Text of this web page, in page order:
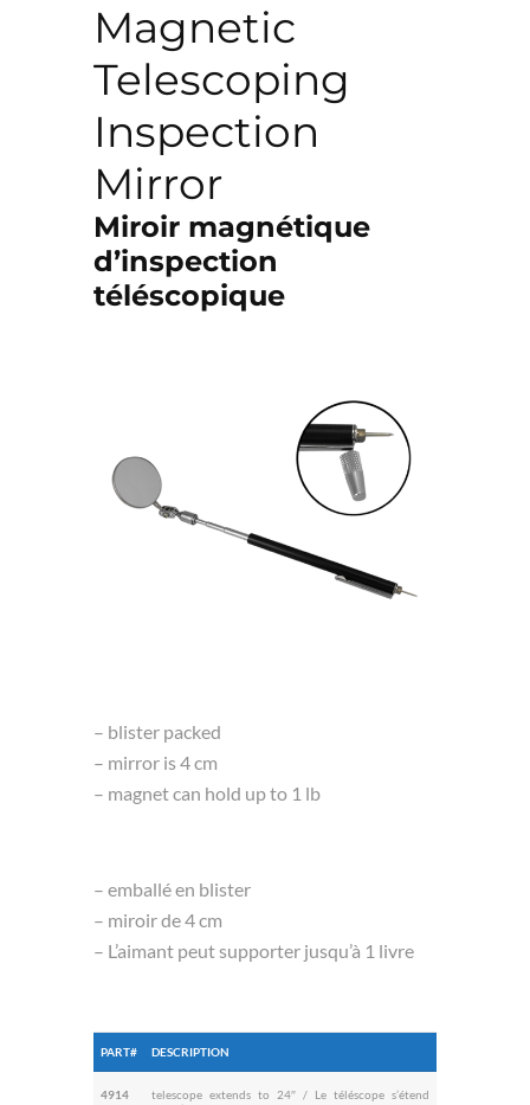
Magnetic
Telescoping
Inspection
Mirror
Miroir magnétique
d’inspection
téléscopique
– blister packed
– mirror is 4 cm
– magnet can hold up to 1 lb
– emballé en blister
– miroir de 4 cm
– L’aimant peut supporter jusqu’à 1 livre
PART# DESCRIPTION
4914
telescope extends to 24″ / Le téléscope s’étend